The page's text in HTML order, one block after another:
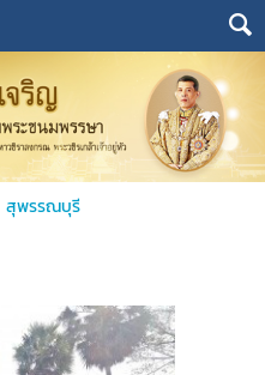
สุพรรณบุรี